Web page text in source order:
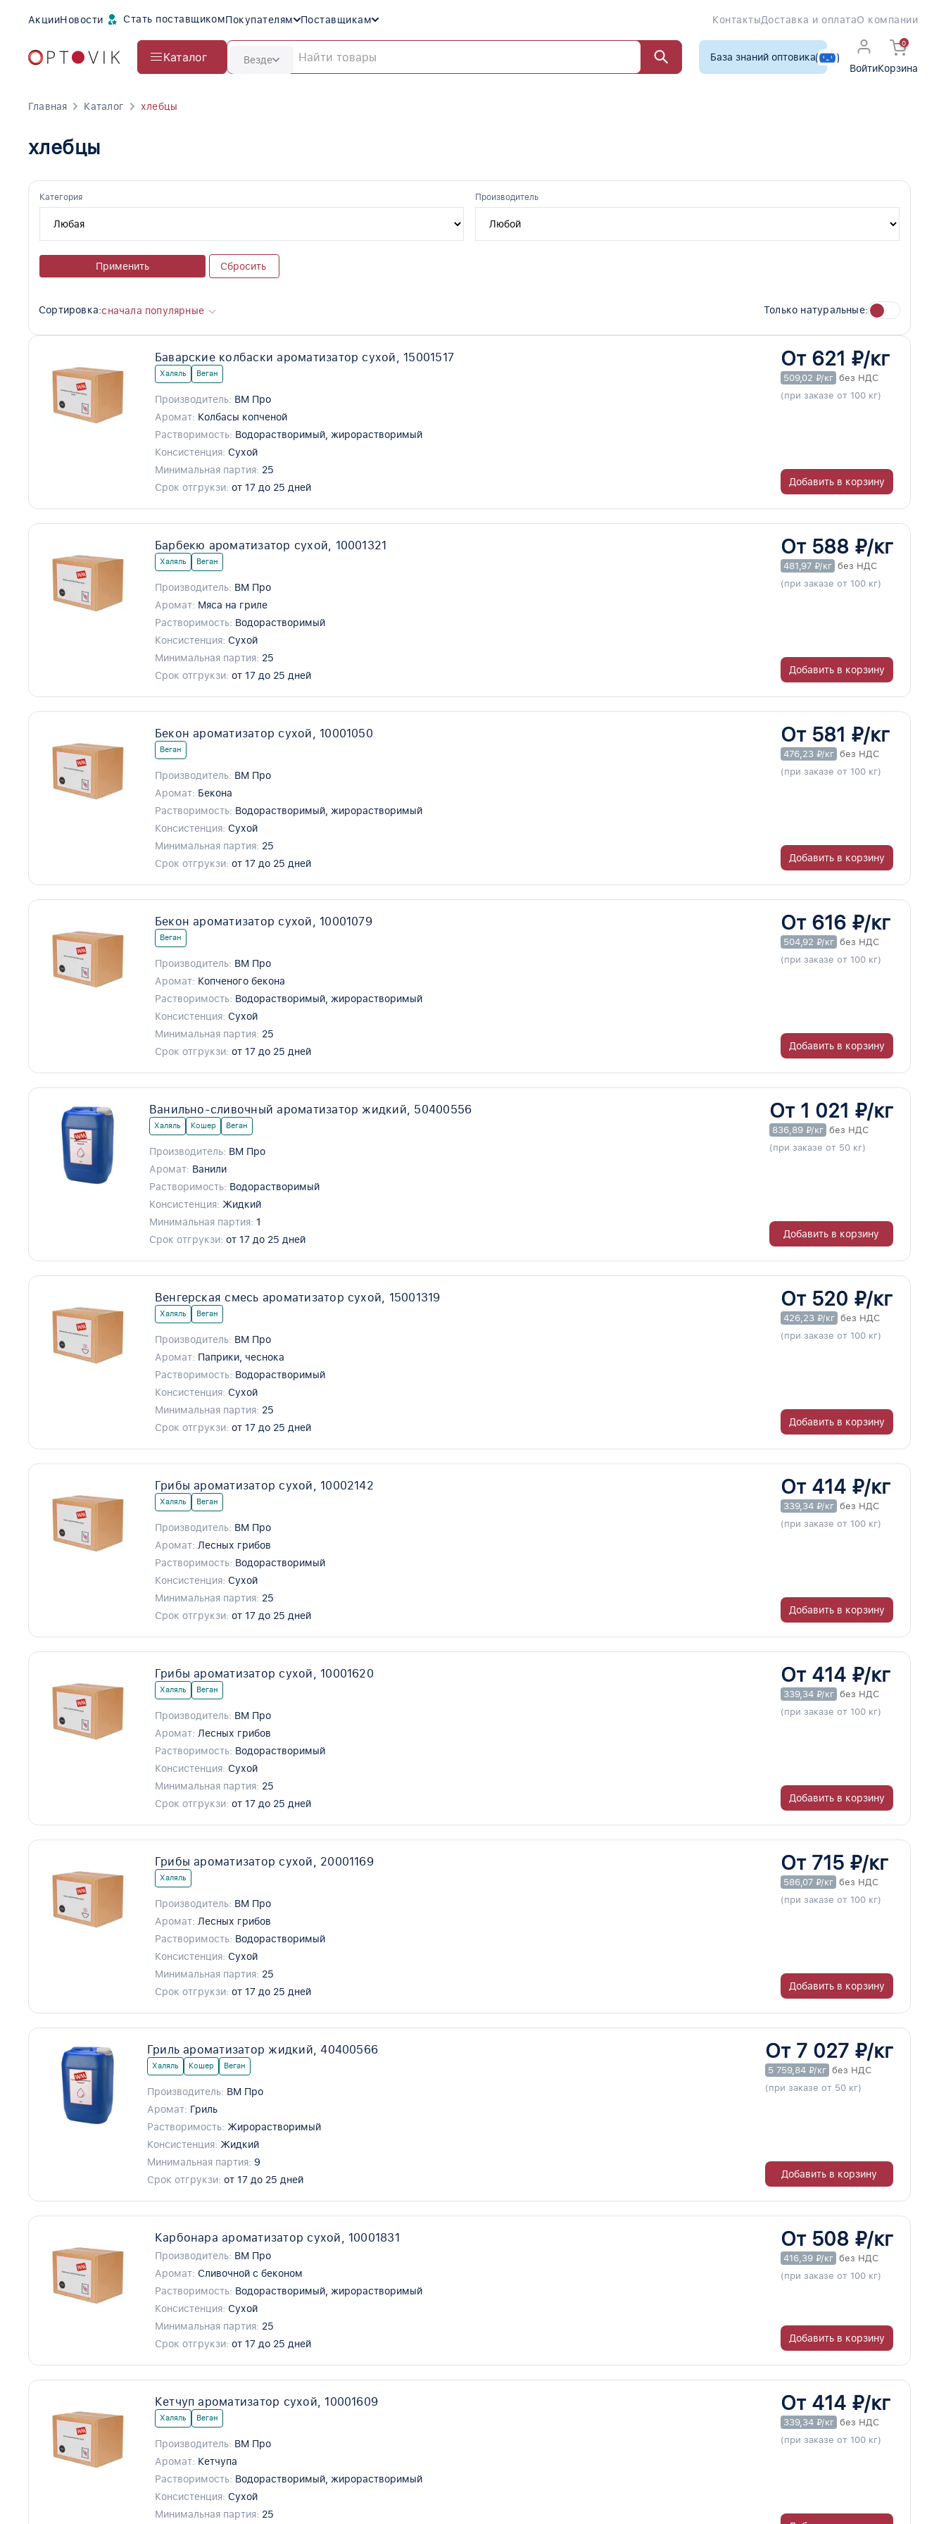
АкцииНовости Стать поставщикомПокупателям Поставщикам КонтактыДоставка и оплатаО компании
Каталог Везде
База знаний оптовика
Войти
0
Корзина
Главная Каталог хлебцы
хлебцы
Категория Производитель
Применить Сбросить
Сортировка:сначала популярные Только натуральные:
Баварские колбаски ароматизатор сухой, 15001517
Халяль Веган
Производитель: ВМ Про
Аромат: Колбасы копченой
Растворимость: Водорастворимый, жирорастворимый
Консистенция: Сухой
Минимальная партия: 25
Срок отгрукзи: от 17 до 25 дней
От 621 ₽/кг
509,02 ₽/кг без НДС
(при заказе от 100 кг)
Добавить в корзину
Барбекю ароматизатор сухой, 10001321
Халяль Веган
Производитель: ВМ Про
Аромат: Мяса на гриле
Растворимость: Водорастворимый
Консистенция: Сухой
Минимальная партия: 25
Срок отгрукзи: от 17 до 25 дней
От 588 ₽/кг
481,97 ₽/кг без НДС
(при заказе от 100 кг)
Добавить в корзину
Бекон ароматизатор сухой, 10001050
Веган
Производитель: ВМ Про
Аромат: Бекона
Растворимость: Водорастворимый, жирорастворимый
Консистенция: Сухой
Минимальная партия: 25
Срок отгрукзи: от 17 до 25 дней
От 581 ₽/кг
476,23 ₽/кг без НДС
(при заказе от 100 кг)
Добавить в корзину
Бекон ароматизатор сухой, 10001079
Веган
Производитель: ВМ Про
Аромат: Копченого бекона
Растворимость: Водорастворимый, жирорастворимый
Консистенция: Сухой
Минимальная партия: 25
Срок отгрукзи: от 17 до 25 дней
От 616 ₽/кг
504,92 ₽/кг без НДС
(при заказе от 100 кг)
Добавить в корзину
Ванильно-сливочный ароматизатор жидкий, 50400556
Халяль Кошер Веган
Производитель: ВМ Про
Аромат: Ванили
Растворимость: Водорастворимый
Консистенция: Жидкий
Минимальная партия: 1
Срок отгрукзи: от 17 до 25 дней
От 1 021 ₽/кг
836,89 ₽/кг без НДС
(при заказе от 50 кг)
Добавить в корзину
Венгерская смесь ароматизатор сухой, 15001319
Халяль Веган
Производитель: ВМ Про
Аромат: Паприки, чеснока
Растворимость: Водорастворимый
Консистенция: Сухой
Минимальная партия: 25
Срок отгрукзи: от 17 до 25 дней
От 520 ₽/кг
426,23 ₽/кг без НДС
(при заказе от 100 кг)
Добавить в корзину
Грибы ароматизатор сухой, 10002142
Халяль Веган
Производитель: ВМ Про
Аромат: Лесных грибов
Растворимость: Водорастворимый
Консистенция: Сухой
Минимальная партия: 25
Срок отгрукзи: от 17 до 25 дней
От 414 ₽/кг
339,34 ₽/кг без НДС
(при заказе от 100 кг)
Добавить в корзину
Грибы ароматизатор сухой, 10001620
Халяль Веган
Производитель: ВМ Про
Аромат: Лесных грибов
Растворимость: Водорастворимый
Консистенция: Сухой
Минимальная партия: 25
Срок отгрукзи: от 17 до 25 дней
От 414 ₽/кг
339,34 ₽/кг без НДС
(при заказе от 100 кг)
Добавить в корзину
Грибы ароматизатор сухой, 20001169
Халяль
Производитель: ВМ Про
Аромат: Лесных грибов
Растворимость: Водорастворимый
Консистенция: Сухой
Минимальная партия: 25
Срок отгрукзи: от 17 до 25 дней
От 715 ₽/кг
586,07 ₽/кг без НДС
(при заказе от 100 кг)
Добавить в корзину
Гриль ароматизатор жидкий, 40400566
Халяль Кошер Веган
Производитель: ВМ Про
Аромат: Гриль
Растворимость: Жирорастворимый
Консистенция: Жидкий
Минимальная партия: 9
Срок отгрукзи: от 17 до 25 дней
От 7 027 ₽/кг
5 759,84 ₽/кг без НДС
(при заказе от 50 кг)
Добавить в корзину
Карбонара ароматизатор сухой, 10001831
Производитель: ВМ Про
Аромат: Сливочной с беконом
Растворимость: Водорастворимый, жирорастворимый
Консистенция: Сухой
Минимальная партия: 25
Срок отгрукзи: от 17 до 25 дней
От 508 ₽/кг
416,39 ₽/кг без НДС
(при заказе от 100 кг)
Добавить в корзину
Кетчуп ароматизатор сухой, 10001609
Халяль Веган
Производитель: ВМ Про
Аромат: Кетчупа
Растворимость: Водорастворимый, жирорастворимый
Консистенция: Сухой
Минимальная партия: 25
От 414 ₽/кг
339,34 ₽/кг без НДС
(при заказе от 100 кг)